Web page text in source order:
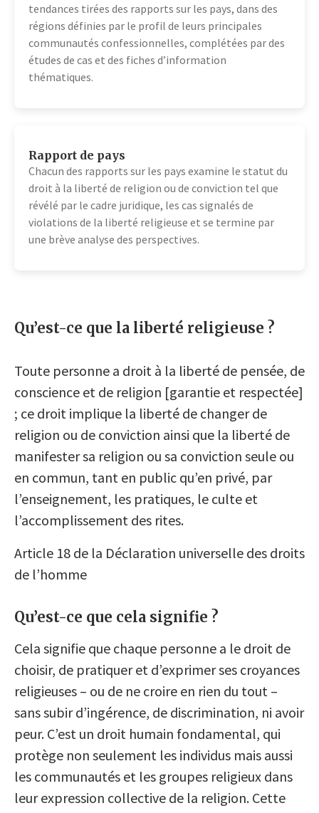
tendances tirées des rapports sur les pays, dans des
régions définies par le profil de leurs principales
communautés confessionnelles, complétées par des
études de cas et des fiches d’information
thématiques.
Rapport de pays
Chacun des rapports sur les pays examine le statut du
droit à la liberté de religion ou de conviction tel que
révélé par le cadre juridique, les cas signalés de
violations de la liberté religieuse et se termine par
une brève analyse des perspectives.
Qu’est-ce que la liberté religieuse ?
Toute personne a droit à la liberté de pensée, de
conscience et de religion [garantie et respectée]
; ce droit implique la liberté de changer de
religion ou de conviction ainsi que la liberté de
manifester sa religion ou sa conviction seule ou
en commun, tant en public qu’en privé, par
l’enseignement, les pratiques, le culte et
l’accomplissement des rites.
Article 18 de la Déclaration universelle des droits
de l’homme
Qu’est-ce que cela signifie ?
Cela signifie que chaque personne a le droit de
choisir, de pratiquer et d’exprimer ses croyances
religieuses – ou de ne croire en rien du tout –
sans subir d’ingérence, de discrimination, ni avoir
peur. C’est un droit humain fondamental, qui
protège non seulement les individus mais aussi
les communautés et les groupes religieux dans
leur expression collective de la religion. Cette